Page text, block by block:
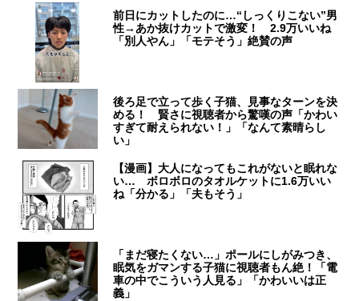
前日にカットしたのに…“しっくりこない”男
性→あか抜けカットで激変！ 2.9万いいね
「別人やん」「モテそう」絶賛の声
後ろ足で立って歩く子猫、見事なターンを決
める！ 賢さに視聴者から驚嘆の声「かわい
すぎて耐えられない！」「なんて素晴らし
い」
【漫画】大人になってもこれがないと眠れな
い… ボロボロのタオルケットに1.6万いい
ね「分かる」「夫もそう」
「まだ寝たくない…」ポールにしがみつき、
眠気をガマンする子猫に視聴者もん絶！「電
車の中でこういう人見る」「かわいいは正
義」